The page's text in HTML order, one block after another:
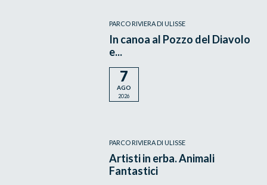
PARCO RIVIERA DI ULISSE
In canoa al Pozzo del Diavolo
e...
7
AGO
2026
PARCO RIVIERA DI ULISSE
Artisti in erba. Animali
Fantastici